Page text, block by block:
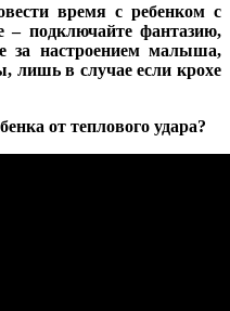
время с ребенком с
– подключайте фантазию,
за настроением малыша,
лишь в случае если крохе
от теплового удара?